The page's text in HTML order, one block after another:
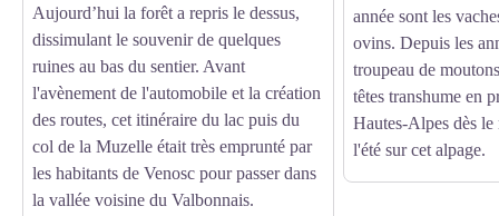
Aujourd’hui la forêt a repris le dessus,
dissimulant le souvenir de quelques
ruines au bas du sentier. Avant
l'avènement de l'automobile et la création
des routes, cet itinéraire du lac puis du
col de la Muzelle était très emprunté par
les habitants de Venosc pour passer dans
la vallée voisine du Valbonnais.
année sont les
ovins. Depuis les
troupeau de
têtes transhume en
Hautes-Alpes dès le
l'été sur cet alpage.